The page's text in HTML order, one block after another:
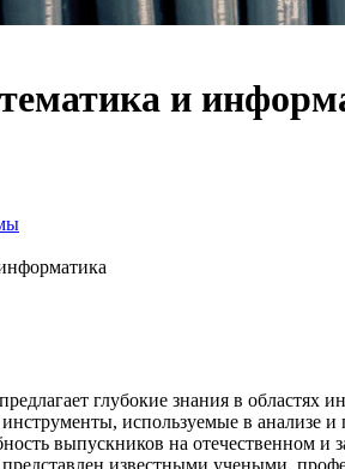
и
глубокие знания в
используемые в анализе
выпускников на отечественном и